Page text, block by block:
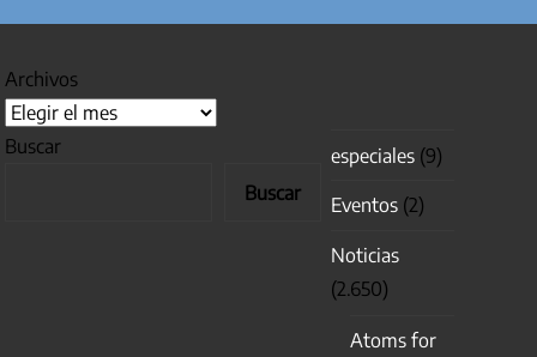
Archivos
Buscar
Buscar
especiales (9)
Eventos (2)
Noticias
(2.650)
Atoms for